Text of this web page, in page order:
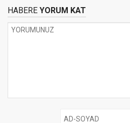
HABERE YORUM KAT